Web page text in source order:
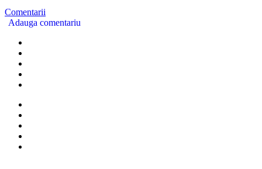
Comentarii
Adauga comentariu